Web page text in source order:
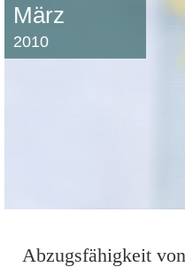
März
2010
Abzugsfähigkeit